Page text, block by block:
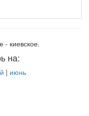
- киевское.
на:
| июнь